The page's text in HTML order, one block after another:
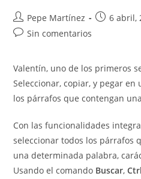
Autor
de
Pepe Martínez
Publicación
6 abril,
Comentarios
entrada:
Sin comentarios
Valentín, uno de los primeros
Seleccionar, copiar, y pegar
los párrafos que contengan
Con las funcionalidades
seleccionar todos los párrafos
una determinada palabra,
Usando el comando Buscar,